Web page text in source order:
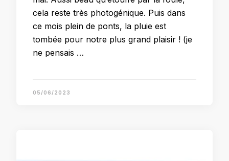
cela reste très photogénique. Puis dans
ce mois plein de ponts, la pluie est
tombée pour notre plus grand plaisir ! (je
ne pensais …
05/06/2023